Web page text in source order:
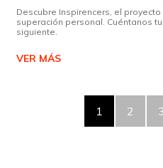
Descubre Inspirencers, el
superación personal. Cuéntanos
siguiente.
VER MÁS
1 2 3